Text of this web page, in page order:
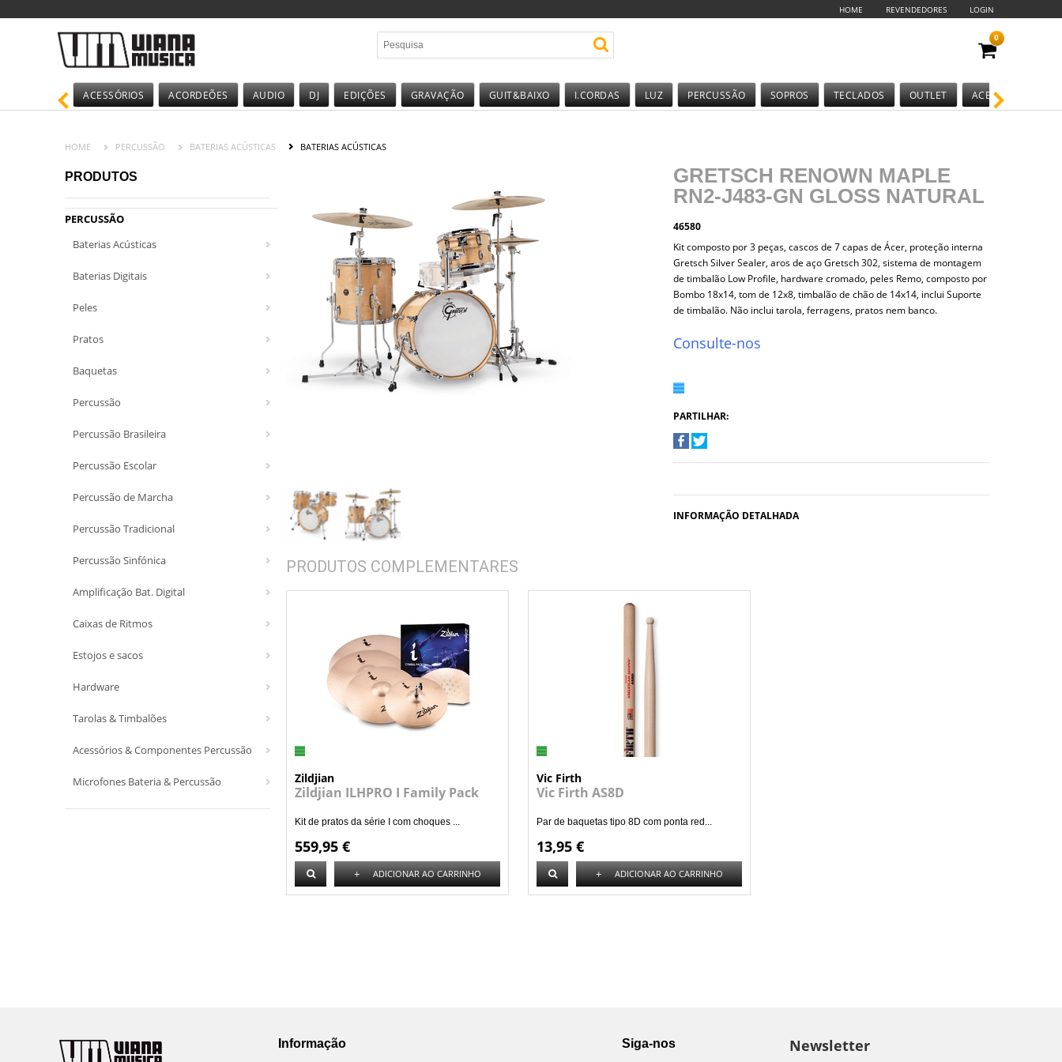
HOME REVENDEDORES LOGIN
0
ACESSÓRIOS ACORDEÕES AUDIO DJ EDIÇÕES GRAVAÇÃO GUIT&BAIXO I.CORDAS LUZ PERCUSSÃO SOPROS TECLADOS OUTLET ACESSÓRIOS
HOME PERCUSSÃO BATERIAS ACÚSTICAS BATERIAS ACÚSTICAS
PRODUTOS
PERCUSSÃO
Baterias Acústicas
Baterias Digitais
Peles
Pratos
Baquetas
Percussão
Percussão Brasileira
Percussão Escolar
Percussão de Marcha
Percussão Tradicional
Percussão Sinfónica
Amplificação Bat. Digital
Caixas de Ritmos
Estojos e sacos
Hardware
Tarolas & Timbalões
Acessórios & Componentes Percussão
Microfones Bateria & Percussão
GRETSCH RENOWN MAPLE
RN2-J483-GN GLOSS NATURAL
46580
Kit composto por 3 peças, cascos de 7 capas de Ácer, proteção interna
Gretsch Silver Sealer, aros de aço Gretsch 302, sistema de montagem
de timbalão Low Profile, hardware cromado, peles Remo, composto por
Bombo 18x14, tom de 12x8, timbalão de chão de 14x14, inclui Suporte
de timbalão. Não inclui tarola, ferragens, pratos nem banco.
Consulte-nos
PARTILHAR:
INFORMAÇÃO DETALHADA
PRODUTOS COMPLEMENTARES
Zildjian
Zildjian ILHPRO I Family Pack
Kit de pratos da série I com choques ...
559,95 €
+ ADICIONAR AO CARRINHO
Vic Firth
Vic Firth AS8D
Par de baquetas tipo 8D com ponta red...
13,95 €
+ ADICIONAR AO CARRINHO
Informação Siga-nos Newsletter